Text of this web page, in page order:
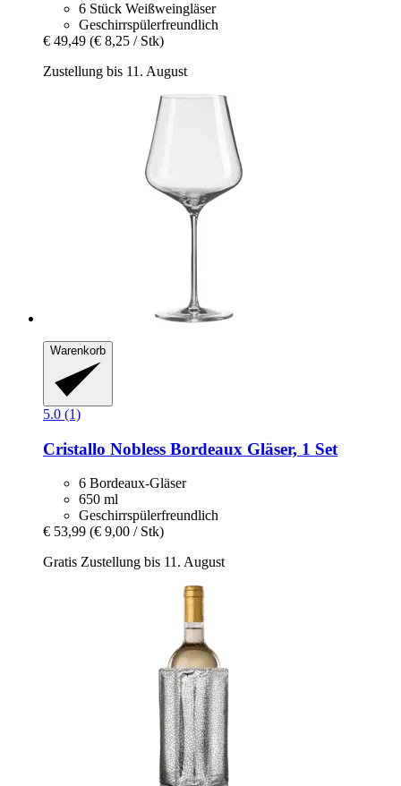
6 Stück Weißweingläser
Geschirrspülerfreundlich
€ 49,49 (€ 8,25 / Stk)
Zustellung bis 11. August
Warenkorb
5.0 (1)
Cristallo Nobless Bordeaux Gläser, 1 Set
6 Bordeaux-Gläser
650 ml
Geschirrspülerfreundlich
€ 53,99 (€ 9,00 / Stk)
Gratis Zustellung bis 11. August